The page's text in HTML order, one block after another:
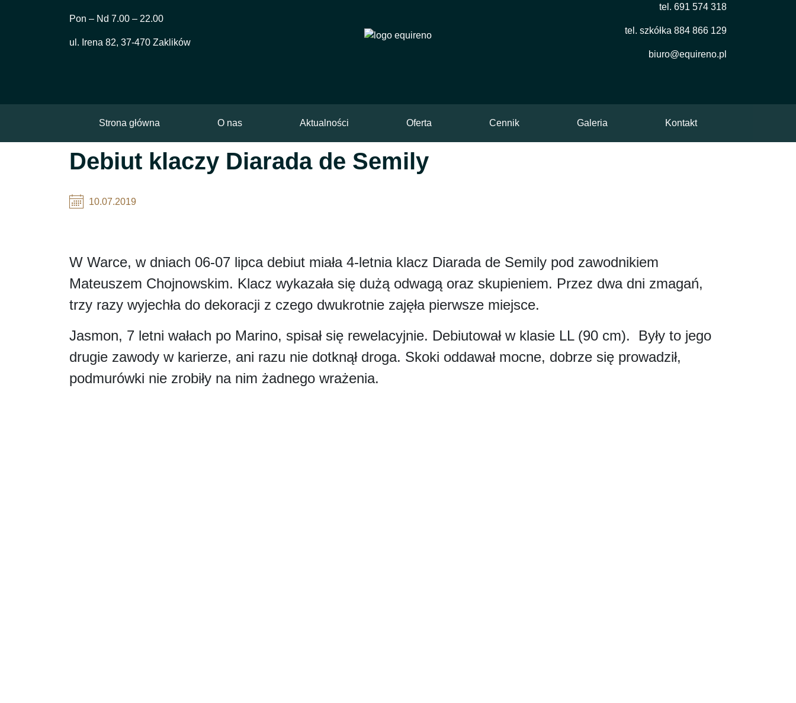
Pon – Nd 7.00 – 22.00
ul. Irena 82, 37-470 Zaklików
tel. 691 574 318
tel. szkółka 884 866 129
biuro@equireno.pl
Strona główna O nas Aktualności Oferta Cennik Galeria Kontakt
Debiut klaczy Diarada de Semily
10.07.2019
W Warce, w dniach 06-07 lipca debiut miała 4-letnia klacz Diarada de Semily pod zawodnikiem
Mateuszem Chojnowskim. Klacz wykazała się dużą odwagą oraz skupieniem. Przez dwa dni zmagań,
trzy razy wyjechła do dekoracji z czego dwukrotnie zajęła pierwsze miejsce.
Jasmon, 7 letni wałach po Marino, spisał się rewelacyjnie. Debiutował w klasie LL (90 cm). Były to jego
drugie zawody w karierze, ani razu nie dotknął droga. Skoki oddawał mocne, dobrze się prowadził,
podmurówki nie zrobiły na nim żadnego wrażenia.